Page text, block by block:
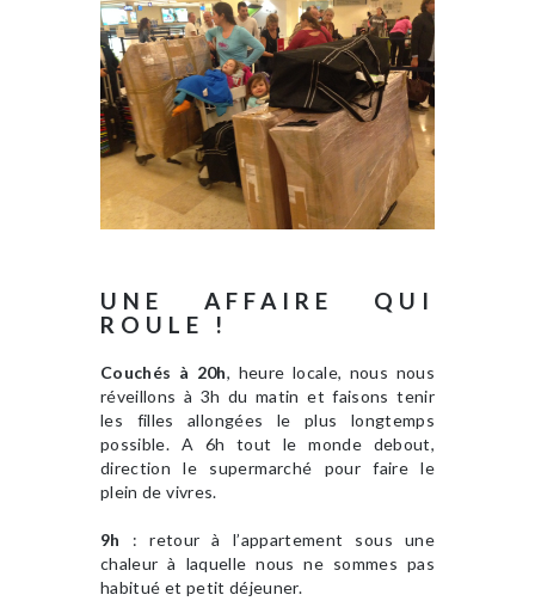
UNE AFFAIRE QUI
ROULE !
Couchés à 20h, heure locale, nous nous
réveillons à 3h du matin et faisons tenir
les filles allongées le plus longtemps
possible. A 6h tout le monde debout,
direction le supermarché pour faire le
plein de vivres.
9h
: retour à l’appartement sous une
chaleur à laquelle nous ne sommes pas
habitué et petit déjeuner.